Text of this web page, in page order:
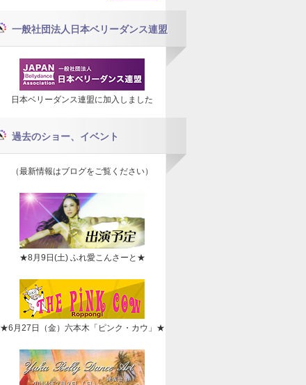
一般社団法人日本ベリーダンス連盟
日本ベリーダンス連盟に加入しました
過去のショー、イベント
（最新情報はブログをご覧ください）
★8月9日(土) ふれ愛こんさーと★
★6月27日（金）六本木「ピンク・カウ」★